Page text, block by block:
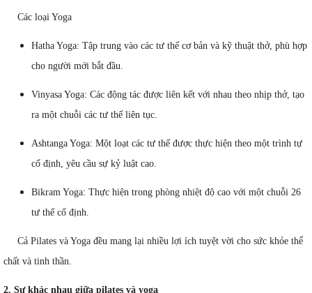
Các loại Yoga
Hatha Yoga: Tập trung vào các tư thế cơ bản và kỹ thuật thở, phù hợp
cho người mới bắt đầu.
Vinyasa Yoga: Các động tác được liên kết với nhau theo nhịp thở, tạo
ra một chuỗi các tư thế liên tục.
Ashtanga Yoga: Một loạt các tư thế được thực hiện theo một trình tự
cố định, yêu cầu sự kỷ luật cao.
Bikram Yoga: Thực hiện trong phòng nhiệt độ cao với một chuỗi 26
tư thế cố định.
Cả Pilates và Yoga đều mang lại nhiều lợi ích tuyệt vời cho sức khỏe thể
chất và tinh thần.
2. Sự khác nhau giữa pilates và yoga